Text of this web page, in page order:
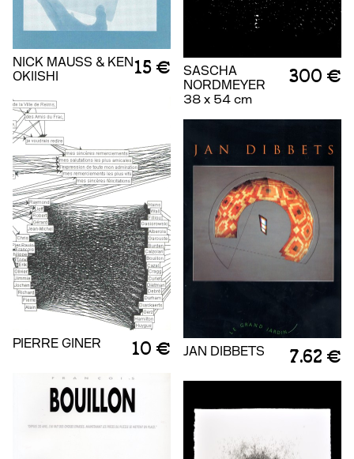
NICK MAUSS & KEN
OKIISHI
15 €
SASCHA
NORDMEYER
38 x 54 cm
300 €
PIERRE GINER 10 € JAN DIBBETS 7.62 €